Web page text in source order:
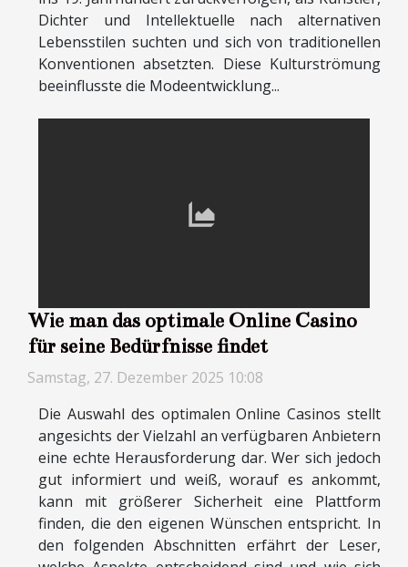
Dichter und Intellektuelle nach alternativen
Lebensstilen suchten und sich von traditionellen
Konventionen absetzten. Diese Kulturströmung
beeinflusste die Modeentwicklung...
Wie man das optimale Online Casino
für seine Bedürfnisse findet
Samstag, 27. Dezember 2025 10:08
Die Auswahl des optimalen Online Casinos stellt
angesichts der Vielzahl an verfügbaren Anbietern
eine echte Herausforderung dar. Wer sich jedoch
gut informiert und weiß, worauf es ankommt,
kann mit größerer Sicherheit eine Plattform
finden, die den eigenen Wünschen entspricht. In
den folgenden Abschnitten erfährt der Leser,